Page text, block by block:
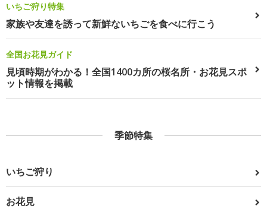
いちご狩り特集
家族や友達を誘って新鮮ないちごを食べに行こう
全国お花見ガイド
見頃時期がわかる！全国1400カ所の桜名所・お花見スポ
ット情報を掲載
季節特集
いちご狩り
お花見